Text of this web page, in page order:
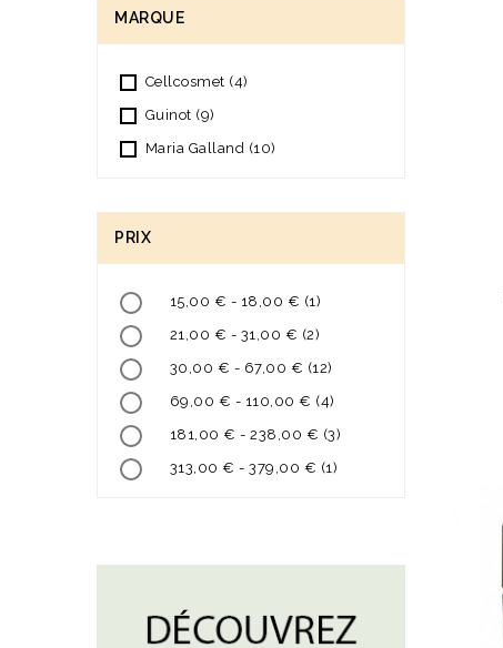
MARQUE
Cellcosmet (4)
Guinot (9)
Maria Galland (10)
PRIX
15,00 € - 18,00 € (1)
21,00 € - 31,00 € (2)
30,00 € - 67,00 € (12)
69,00 € - 110,00 € (4)
181,00 € - 238,00 € (3)
313,00 € - 379,00 € (1)